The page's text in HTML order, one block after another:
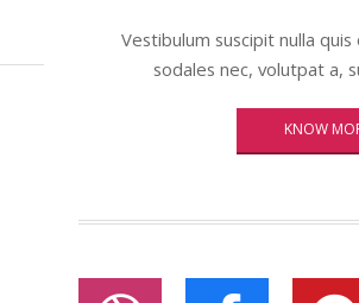
Vestibulum suscipit nulla
sodales nec, volutpat a,
KNOW